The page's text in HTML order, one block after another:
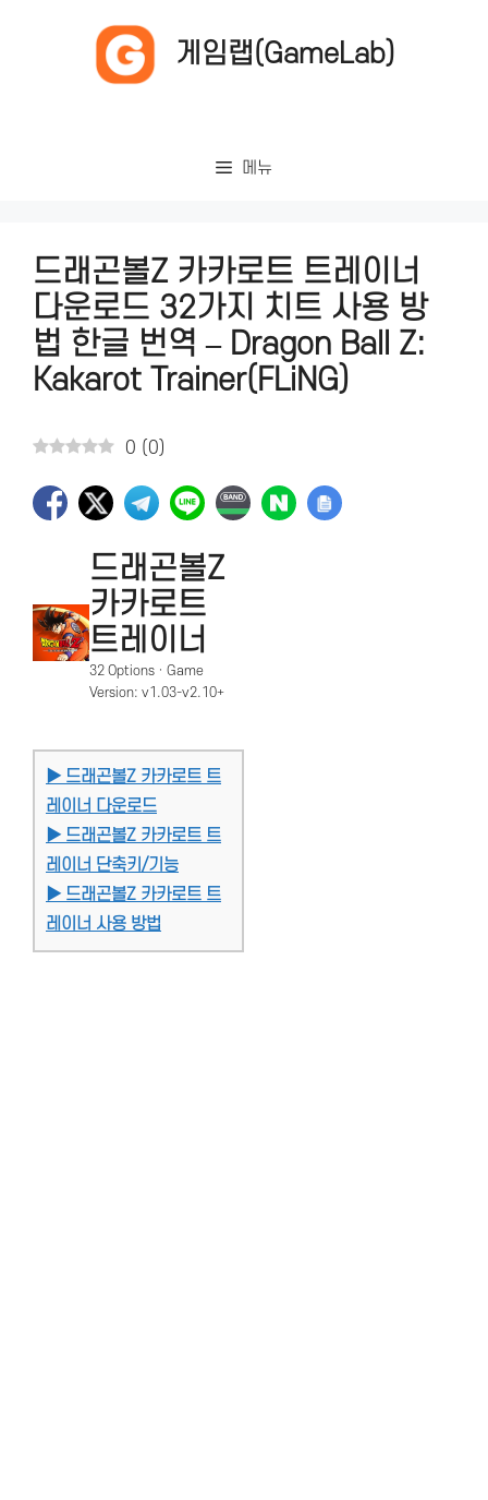
게임랩(GameLab)
메뉴
드래곤볼Z 카카로트 트레이너
다운로드 32가지 치트 사용 방
법 한글 번역 – Dragon Ball Z:
Kakarot Trainer(FLiNG)
0 ( 0)
드래곤볼Z
카카로트
트레이너
32 Options · Game
Version: v1.03-v2.10+
▶ 드래곤볼Z 카카로트 트
레이너 다운로드
▶ 드래곤볼Z 카카로트 트
레이너 단축키/기능
▶ 드래곤볼Z 카카로트 트
레이너 사용 방법